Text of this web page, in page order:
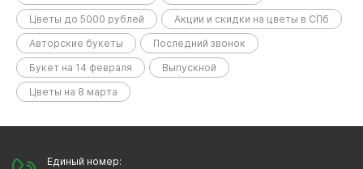
Цветы до 5000 рублей
Акции и скидки на цветы в СПб
Авторские букеты
Последний звонок
Букет на 14 февраля
Выпускной
Цветы на 8 марта
Единый номер: